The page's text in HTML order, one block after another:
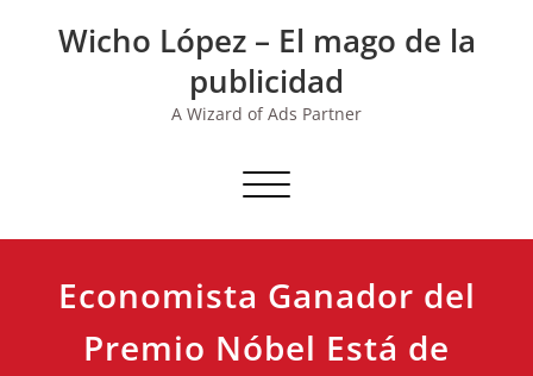
Wicho López – El mago de la
publicidad
A Wizard of Ads Partner
Toggle navigation
Economista Ganador del
Premio Nóbel Está de